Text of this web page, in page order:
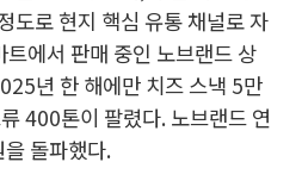
도로 현지 핵심 유통 채널로 자
에서 판매 중인 노브랜드 상
년 한 해에만 치즈 스낵 5만
400톤이 팔렸다. 노브랜드 연
돌파했다.